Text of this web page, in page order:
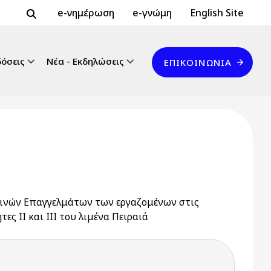
Header Top 2
e-νημέρωση e-γνώμη Header Top
English Site
Νέα - Εκδηλώσεις
Επικοινωνία
ΕΠΙΚΟΙΝΩΝΊΑ
Επαγγελμάτων των εργαζομένων στις
ΙΙ και ΙΙΙ του λιμένα Πειραιά